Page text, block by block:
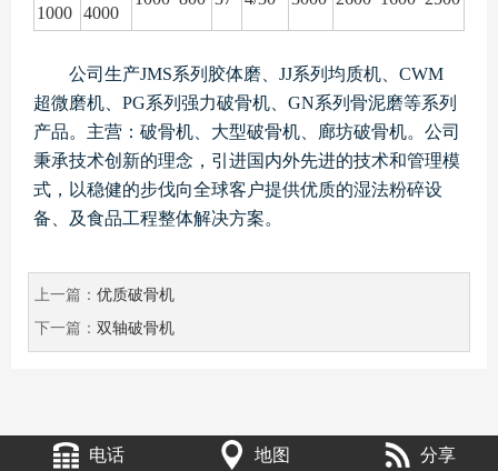
1000 4000
公司生产JMS系列胶体磨、JJ系列均质机、CWM
超微磨机、PG系列强力破骨机、GN系列骨泥磨等系列
产品。主营：破骨机、大型破骨机、廊坊破骨机。公司
秉承技术创新的理念，引进国内外先进的技术和管理模
式，以稳健的步伐向全球客户提供优质的湿法粉碎设
备、及食品工程整体解决方案。
上一篇： 优质破骨机
下一篇： 双轴破骨机
电话 地图 分享